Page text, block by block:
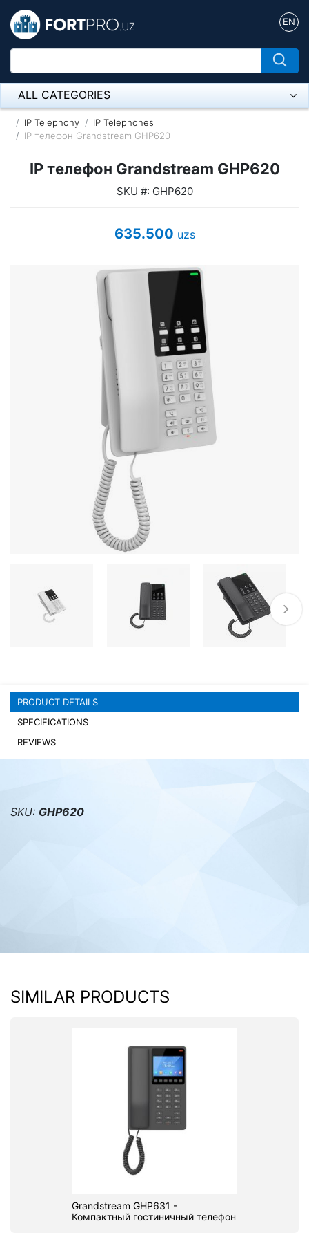
EN
ALL CATEGORIES
Микрофон
Оборудование Mikrotik
ADSL, Wan / Lan Routers, Wi-Fi
Server equipment
UPS Uninterruptible Power Supply
Mouses and keybords
Server equipment
Video conferencing
Video surveillance
IP Telephony
IP Telephones
IP телефон Grandstream GHP620
IP телефон Grandstream GHP620
SKU #: GHP620
635.500 uzs
PRODUCT DETAILS
SPECIFICATIONS
REVIEWS
SKU: GHP620
SIMILAR PRODUCTS
Grandstream GHP631 -
Компактный гостиничный телефон